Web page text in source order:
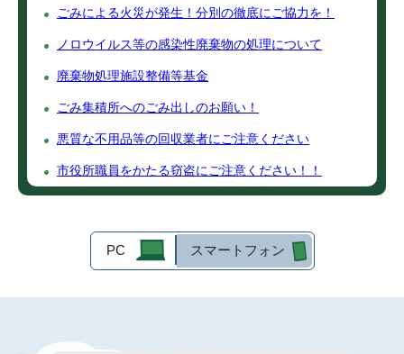
ごみによる火災が発生！分別の徹底にご協力を！
ノロウイルス等の感染性廃棄物の処理について
廃棄物処理施設整備等基金
ごみ集積所へのごみ出しのお願い！
悪質な不用品等の回収業者にご注意ください
市役所職員をかたる窃盗にご注意ください！！
PC スマートフォン